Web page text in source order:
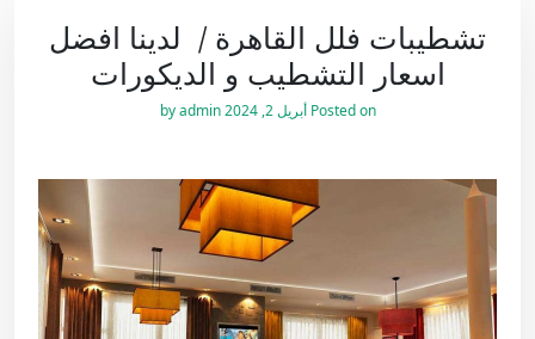
تشطيبات فلل القاهرة / لدينا افضل
اسعار التشطيب و الديكورات
Posted on أبريل 2, 2024 by
admin